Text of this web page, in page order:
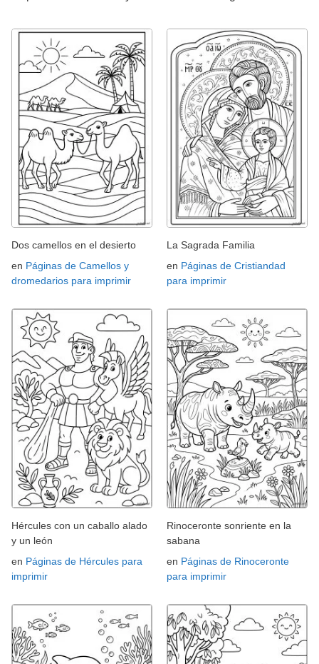
Dos camellos en el desierto
en Páginas de Camellos y
dromedarios para imprimir
La Sagrada Familia
en Páginas de Cristiandad
para imprimir
Hércules con un caballo alado
y un león
en Páginas de Hércules para
imprimir
Rinoceronte sonriente en la
sabana
en Páginas de Rinoceronte
para imprimir